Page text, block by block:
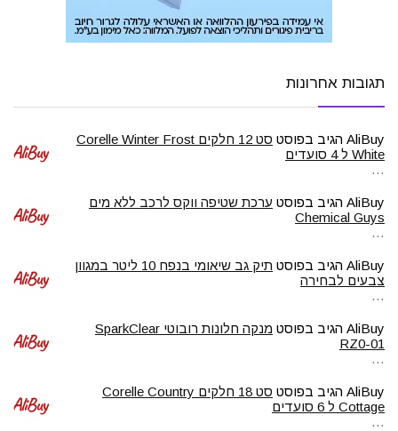
תגובות אחרונות
AliBuy הגיב בפוסט
סט 12 חלקים Corelle Winter Frost
White ל 4 סועדים
…
AliBuy הגיב בפוסט ערכת שטיפה ווקס לרכב ללא מים
Chemical Guys
…
AliBuy הגיב בפוסט
תיק גב שיאומי בנפח 10 ליטר במגוון
צבעים לבחירה
…
AliBuy הגיב בפוסט
מנקה חלונות רובוטי SparkClear
RZ0-01
…
AliBuy הגיב בפוסט
סט 18 חלקים Corelle Country
Cottage ל 6 סועדים
…